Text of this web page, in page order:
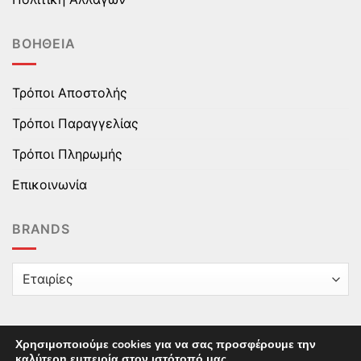
ΒΟΉΘΕΙΑ
Τρόποι Αποστολής
Τρόποι Παραγγελίας
Τρόποι Πληρωμής
Επικοινωνία
BRANDS
Χρησιμοποιούμε cookies για να σας προσφέρουμε την